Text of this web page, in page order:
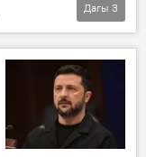
Сүрөт
Дагы 3